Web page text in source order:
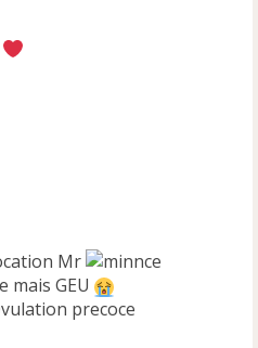
Mr
mais GEU
precoce